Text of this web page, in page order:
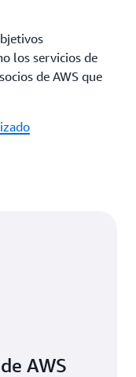
los servicios de
de AWS que
AWS